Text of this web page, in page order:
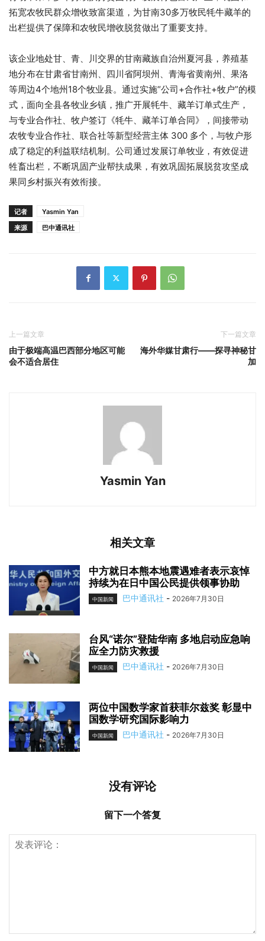
拓宽农牧民群众增收致富渠道，为甘南30多万牧民牦牛藏羊的
出栏提供了保障和农牧民增收脱贫做出了重要支持。
该企业地处甘、青、川交界的甘南藏族自治州夏河县，养殖基
地分布在甘肃省甘南州、四川省阿坝州、青海省黄南州、果洛
等周边4个地州18个牧业县。通过实施“公司+合作社+牧户”的模
式，面向全县各牧业乡镇，推广开展牦牛、藏羊订单式生产，
与专业合作社、牧户签订《牦牛、藏羊订单合同》，间接带动
农牧专业合作社、联合社等新型经营主体 300 多个，与牧户形
成了稳定的利益联结机制。公司通过发展订单牧业，有效促进
牲畜出栏，不断巩固产业帮扶成果，有效巩固拓展脱贫攻坚成
果同乡村振兴有效衔接。
记者
Yasmin Yan
来源
巴中通讯社
上一篇文章
由于极端高温巴西部分地区可能
会不适合居住
下一篇文章
海外华媒甘肃行——探寻神秘甘
加
Yasmin Yan
相关文章
中方就日本熊本地震遇难者表示哀悼
持续为在日中国公民提供领事协助
中国新闻 巴中通讯社 - 2026年7月30日
台风“诺尔”登陆华南 多地启动应急响
应全力防灾救援
中国新闻 巴中通讯社 - 2026年7月30日
两位中国数学家首获菲尔兹奖 彰显中
国数学研究国际影响力
中国新闻 巴中通讯社 - 2026年7月30日
没有评论
留下一个答复